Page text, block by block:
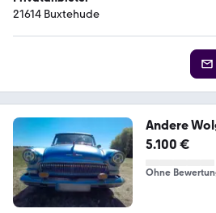
21614 Buxtehude
Andere
5.100 €
Ohne